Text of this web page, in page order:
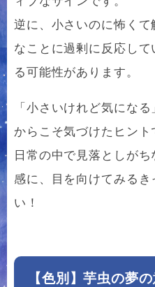
逆に、小さいのに怖く
なことに過剰に反応し
る可能性があります。
「小さいけれど気にな
からこそ気づけたヒント
日常の中で見落としが
感に、目を向けてみる
い！
【色別】芋虫の夢